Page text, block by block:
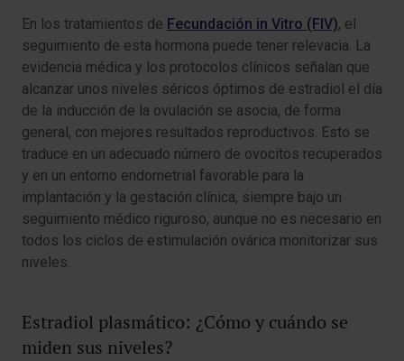
En los tratamientos de Fecundación in Vitro (FIV), el
seguimiento de esta hormona puede tener relevacia. La
evidencia médica y los protocolos clínicos señalan que
alcanzar unos niveles séricos óptimos de estradiol el día
de la inducción de la ovulación se asocia, de forma
general, con mejores resultados reproductivos. Esto se
traduce en un adecuado número de ovocitos recuperados
y en un entorno endometrial favorable para la
implantación y la gestación clínica, siempre bajo un
seguimiento médico riguroso, aunque no es necesario en
todos los ciclos de estimulación ovárica monitorizar sus
niveles.
Estradiol plasmático: ¿Cómo y cuándo se
miden sus niveles?